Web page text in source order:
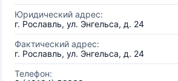
Юридический адрес:
г. Рославль, ул. Энгельса, д. 24
Фактический адрес:
г. Рославль, ул. Энгельса, д. 24
Телефон: